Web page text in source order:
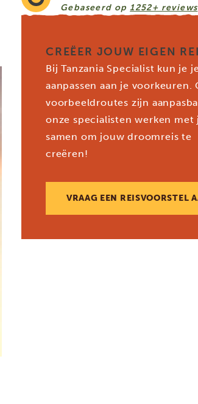
Gebaseerd op1252+ reviews
CREËER JOUW EIGEN
Bij Tanzania Specialist kun je
aanpassen aan je voorkeuren.
voorbeeldroutes zijn
onze specialisten werken met
samen om jouw droomreis te
creëren!
VRAAG EEN REISVOORSTEL